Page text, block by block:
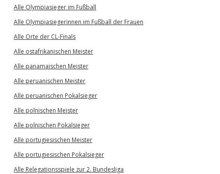
Alle Olympiasieger im Fußball
Alle Olympiasiegerinnen im Fußball der Frauen
Alle Orte der CL-Finals
Alle ostafrikanischen Meister
Alle panamaischen Meister
Alle peruanischen Meister
Alle peruanischen Pokalsieger
Alle polnischen Meister
Alle polnischen Pokalsieger
Alle portugiesischen Meister
Alle portugiesischen Pokalsieger
Alle Relegationsspiele zur 2. Bundesliga